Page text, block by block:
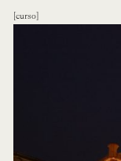
curso